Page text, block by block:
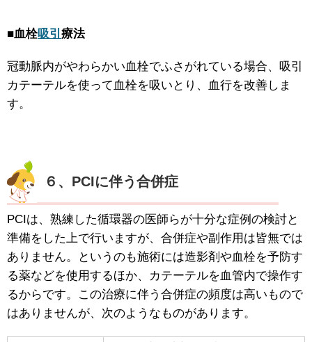
■血栓吸引 療法
冠動脈内がやわらかい血栓でふさがれている場合、吸引
カテーテルを使って血栓を吸いとり、血行を改善しま
す。
６、PCIに伴う合併症
PCIは、熟練した循環器の医師らが十分な症例の検討と
準備をした上で行いますが、合併症や副作用は皆無では
ありません。というのも施術には造影剤や血栓を予防す
る薬などを使用するほか、カテーテルを血管内で操作す
るからです。この治療に伴う合併症の頻度は高いもので
はありませんが、次のようなものがあります。